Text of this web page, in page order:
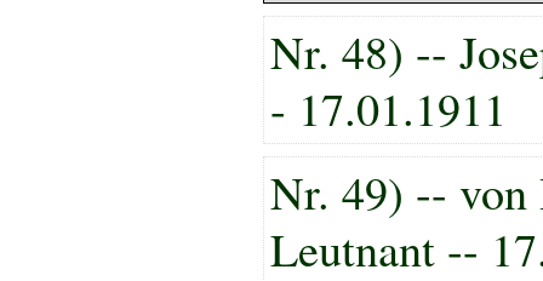
Nr. 48) --
- 17.01.1911
Nr. 49) -- von
Leutnant --